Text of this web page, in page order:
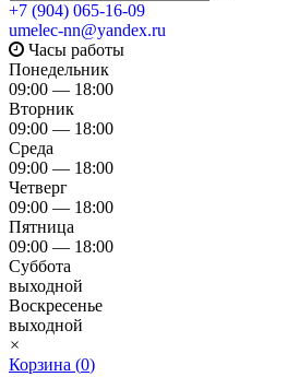
+7 (904) 065-16-09
umelec-nn@yandex.ru
Часы работы
Понедельник
09:00 — 18:00
Вторник
09:00 — 18:00
Среда
09:00 — 18:00
Четверг
09:00 — 18:00
Пятница
09:00 — 18:00
Суббота
выходной
Воскресенье
выходной
×
Корзина (0)